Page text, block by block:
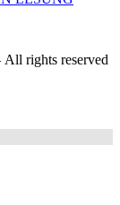
All rights reserved